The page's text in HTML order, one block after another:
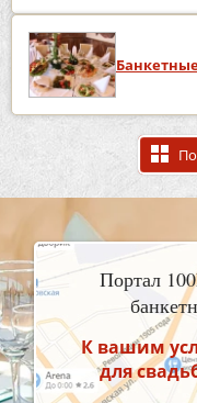
Портал
К вашим
для